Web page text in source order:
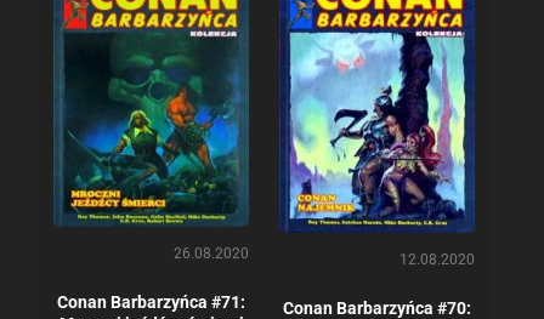
26.08.2020
Conan Barbarzyńca #71:
12.08.2020
Conan Barbarzyńca #70: